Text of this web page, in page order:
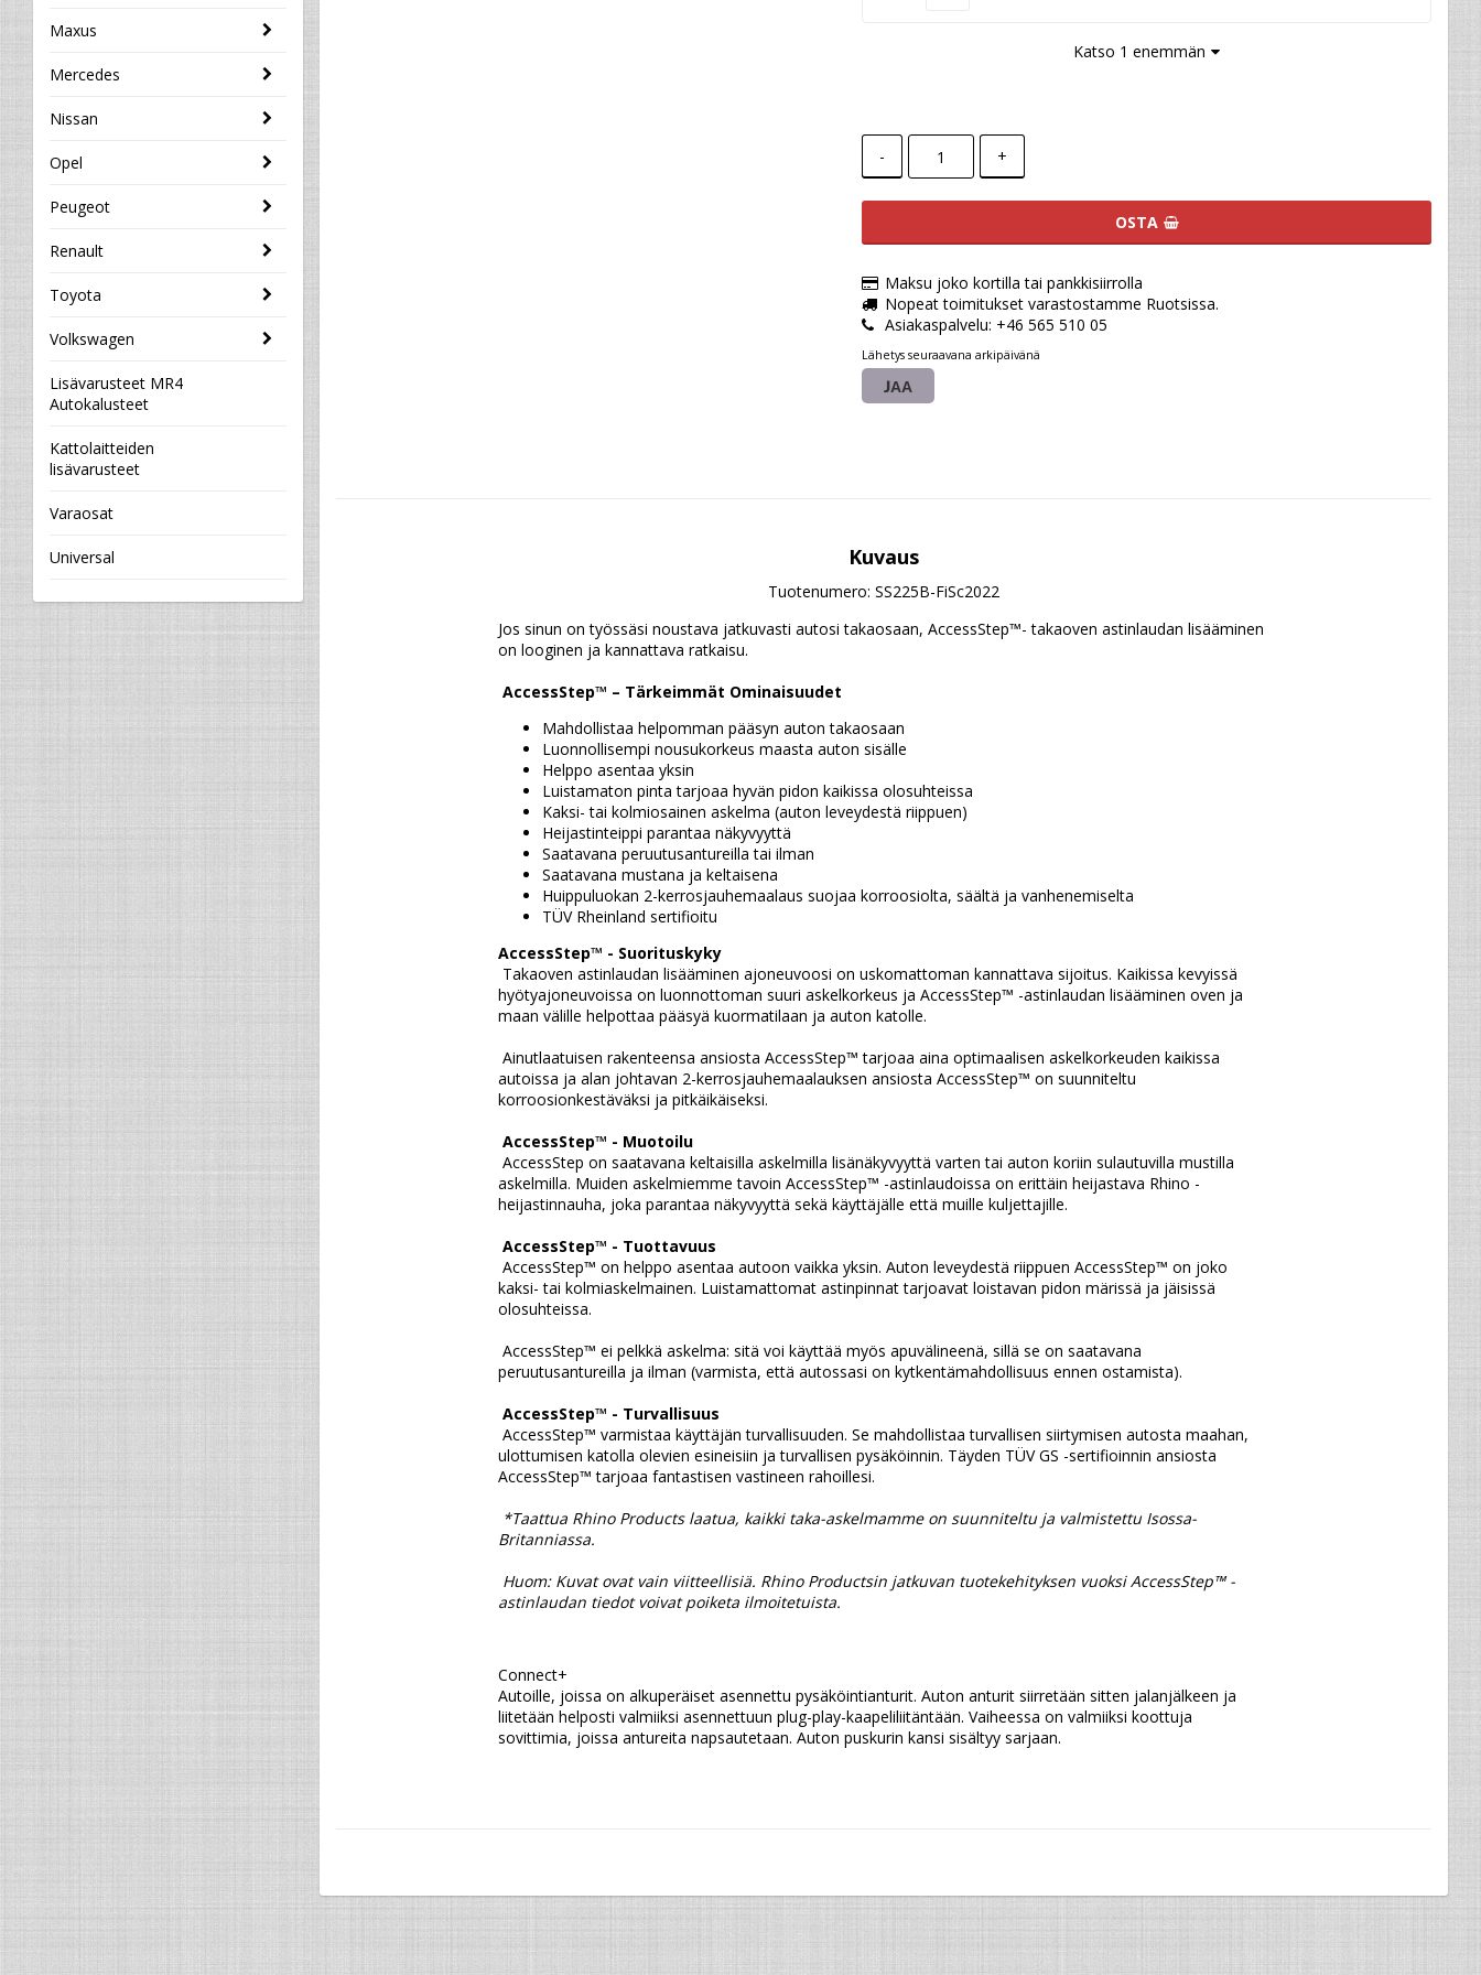
Maxus
Mercedes
Nissan
Opel
Peugeot
Renault
Toyota
Volkswagen
Lisävarusteet MR4
Autokalusteet
Kattolaitteiden
lisävarusteet
Varaosat
Universal
Katso 1 enemmän
- +
OSTA
Maksu joko kortilla tai pankkisiirrolla
Nopeat toimitukset varastostamme Ruotsissa.
Asiakaspalvelu: +46 565 510 05
Lähetys seuraavana arkipäivänä
JAA
Kuvaus
Tuotenumero: SS225B-FiSc2022
Jos sinun on työssäsi noustava jatkuvasti autosi takaosaan, AccessStep™- takaoven astinlaudan lisääminen
on looginen ja kannattava ratkaisu.
AccessStep™ – Tärkeimmät Ominaisuudet
Mahdollistaa helpomman pääsyn auton takaosaan
Luonnollisempi nousukorkeus maasta auton sisälle
Helppo asentaa yksin
Luistamaton pinta tarjoaa hyvän pidon kaikissa olosuhteissa
Kaksi- tai kolmiosainen askelma (auton leveydestä riippuen)
Heijastinteippi parantaa näkyvyyttä
Saatavana peruutusantureilla tai ilman
Saatavana mustana ja keltaisena
Huippuluokan 2-kerrosjauhemaalaus suojaa korroosiolta, säältä ja vanhenemiselta
TÜV Rheinland sertifioitu
AccessStep™ - Suorituskyky
hyötyajoneuvoissa on luonnottoman suuri askelkorkeus ja AccessStep™ -astinlaudan lisääminen oven ja
maan välille helpottaa pääsyä kuormatilaan ja auton katolle.
autoissa ja alan johtavan 2-kerrosjauhemaalauksen ansiosta AccessStep™ on suunniteltu
korroosionkestäväksi ja pitkäikäiseksi.
AccessStep™ - Muotoilu
askelmilla. Muiden askelmiemme tavoin AccessStep™ -astinlaudoissa on erittäin heijastava Rhino -
heijastinnauha, joka parantaa näkyvyyttä sekä käyttäjälle että muille kuljettajille.
AccessStep™ - Tuottavuus
kaksi- tai kolmiaskelmainen. Luistamattomat astinpinnat tarjoavat loistavan pidon märissä ja jäisissä
olosuhteissa.
peruutusantureilla ja ilman (varmista, että autossasi on kytkentämahdollisuus ennen ostamista).
AccessStep™ - Turvallisuus
ulottumisen katolla olevien esineisiin ja turvallisen pysäköinnin. Täyden TÜV GS -sertifioinnin ansiosta
AccessStep™ tarjoaa fantastisen vastineen rahoillesi.
*Taattua Rhino Products laatua, kaikki taka-askelmamme on suunniteltu ja valmistettu Isossa-
Britanniassa.
astinlaudan tiedot voivat poiketa ilmoitetuista.
Connect+
Autoille, joissa on alkuperäiset asennettu pysäköintianturit. Auton anturit siirretään sitten jalanjälkeen ja
liitetään helposti valmiiksi asennettuun plug-play-kaapeliliitäntään. Vaiheessa on valmiiksi koottuja
sovittimia, joissa antureita napsautetaan. Auton puskurin kansi sisältyy sarjaan.